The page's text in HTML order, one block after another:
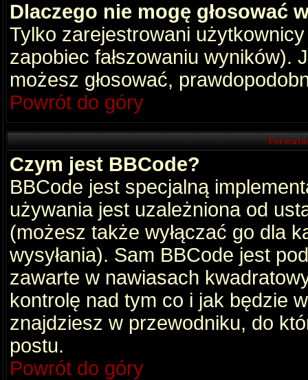
Dlaczego nie mogę głosować
Tylko zarejestrowani
zapobiec fałszowaniu wyników).
możesz głosować,
Powrót do góry
Czym jest BBCode?
BBCode jest specjalną
używania jest uzależniona od
(możesz także wyłączać go dla
wysyłania). Sam BBCode jest
zawarte w nawiasach
kontrolę nad tym co i jak będzie
znajdziesz w przewodniku, do
postu.
Powrót do góry